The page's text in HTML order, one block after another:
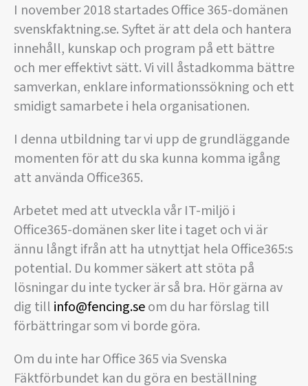
I november 2018 startades Office 365-domänen
svenskfaktning.se. Syftet är att dela och hantera
innehåll, kunskap och program på ett bättre
och mer effektivt sätt. Vi vill åstadkomma bättre
samverkan, enklare informationssökning och ett
smidigt samarbete i hela organisationen.
I denna utbildning tar vi upp de grundläggande
momenten för att du ska kunna komma igång
att använda Office365.
Arbetet med att utveckla vår IT-miljö i
Office365-domänen sker lite i taget och vi är
ännu långt ifrån att ha utnyttjat hela Office365:s
potential. Du kommer säkert att stöta på
lösningar du inte tycker är så bra. Hör gärna av
dig till info@fencing.seom du har förslag till
förbättringar som vi borde göra.
Om du inte har Office 365 via Svenska
Fäktförbundet kan du göra en beställning